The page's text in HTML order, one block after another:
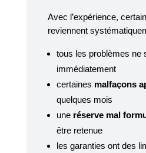
Avec l’expérience,
reviennent
tous les problèmes ne
immédiatement
certaines malfaçons
quelques mois
uneréserve mal
être retenue
les garanties ont des